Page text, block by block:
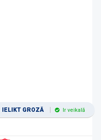
IELIKT GROZĀ Ir veikalā